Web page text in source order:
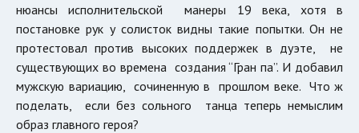
нюансы исполнительской манеры 19 века, хотя в
постановке рук у солисток видны такие попытки. Он не
протестовал против высоких поддержек в дуэте, не
существующих во времена создания “Гран па”. И добавил
мужскую вариацию, сочиненную в прошлом веке. Что ж
поделать, если без сольного танца теперь немыслим
образ главного героя?